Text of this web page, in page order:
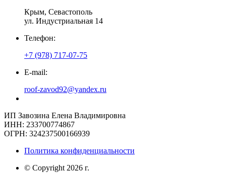
Крым, Севастополь
ул. Индустриальная 14
Телефон:
+7 (978) 717-07-75
E-mail:
roof-zavod92@yandex.ru
ИП Завозина Елена Владимировна
ИНН: 233700774867
ОГРН: 324237500166939
Политика конфиденциальности
© Copyright 2026 г.